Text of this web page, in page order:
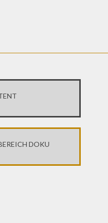
DOKU